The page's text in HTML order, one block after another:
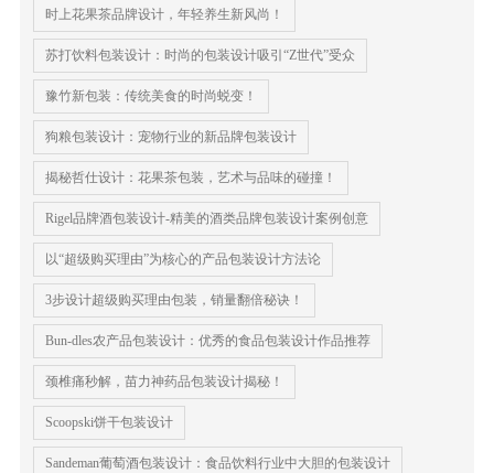
时上花果茶品牌设计，年轻养生新风尚！
苏打饮料包装设计：时尚的包装设计吸引“Z世代”受众
豫竹新包装：传统美食的时尚蜕变！
狗粮包装设计：宠物行业的新品牌包装设计
揭秘哲仕设计：花果茶包装，艺术与品味的碰撞！
Rigel品牌酒包装设计-精美的酒类品牌包装设计案例创意
以“超级购买理由”为核心的产品包装设计方法论
3步设计超级购买理由包装，销量翻倍秘诀！
Bun-dles农产品包装设计：优秀的食品包装设计作品推荐
颈椎痛秒解，苗力神药品包装设计揭秘！
Scoopski饼干包装设计
Sandeman葡萄酒包装设计：食品饮料行业中大胆的包装设计